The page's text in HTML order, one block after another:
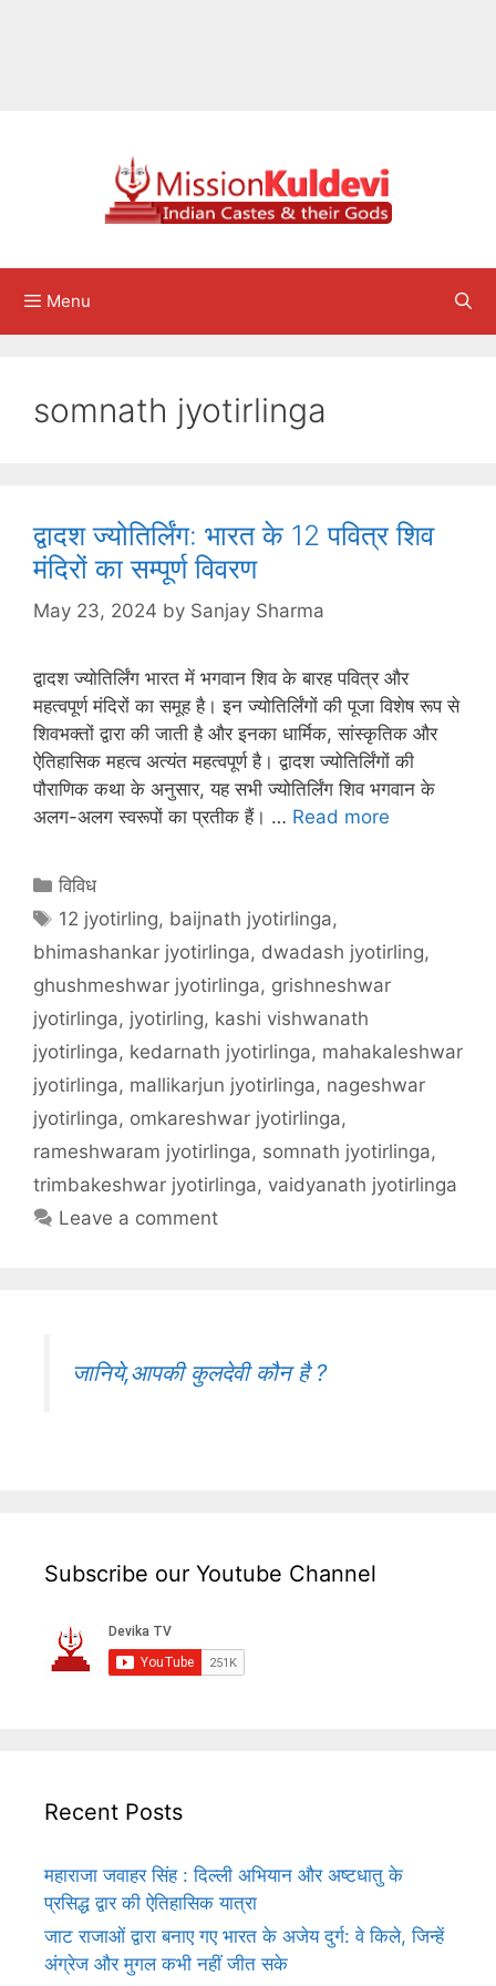
Menu
somnath jyotirlinga
द्वादश ज्योतिर्लिंग: भारत के 12 पवित्र शिव
मंदिरों का सम्पूर्ण विवरण
May 23, 2024 by Sanjay Sharma
द्वादश ज्योतिर्लिंग भारत में भगवान शिव के बारह पवित्र और
महत्वपूर्ण मंदिरों का समूह है। इन ज्योतिर्लिंगों की पूजा विशेष रूप से
शिवभक्तों द्वारा की जाती है और इनका धार्मिक, सांस्कृतिक और
ऐतिहासिक महत्व अत्यंत महत्वपूर्ण है। द्वादश ज्योतिर्लिंगों की
पौराणिक कथा के अनुसार, यह सभी ज्योतिर्लिंग शिव भगवान के
अलग-अलग स्वरूपों का प्रतीक हैं। … Read more
Categories
विविध
Tags
12 jyotirling, baijnath jyotirlinga,
bhimashankar jyotirlinga, dwadash jyotirling,
ghushmeshwar jyotirlinga, grishneshwar
jyotirlinga, jyotirling, kashi vishwanath
jyotirlinga, kedarnath jyotirlinga, mahakaleshwar
jyotirlinga, mallikarjun jyotirlinga, nageshwar
jyotirlinga, omkareshwar jyotirlinga,
rameshwaram jyotirlinga, somnath jyotirlinga,
trimbakeshwar jyotirlinga, vaidyanath jyotirlinga
Leave a comment
जानिये,आपकी कुलदेवी कौन है ?
Subscribe our Youtube Channel
Recent Posts
महाराजा जवाहर सिंह : दिल्ली अभियान और अष्टधातु के
प्रसिद्ध द्वार की ऐतिहासिक यात्रा
जाट राजाओं द्वारा बनाए गए भारत के अजेय दुर्ग: वे किले, जिन्हें
अंग्रेज और मुगल कभी नहीं जीत सके